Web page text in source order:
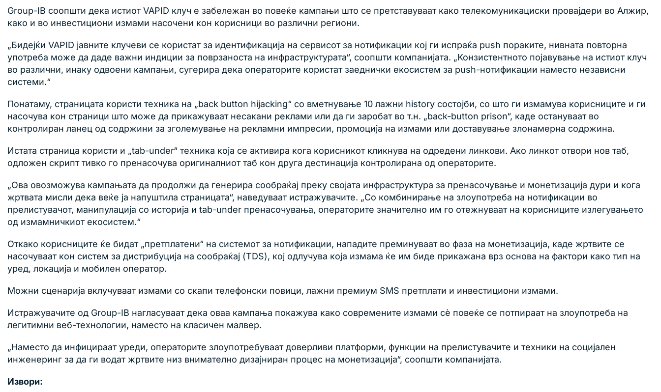
Group-IB соопшти дека истиот VAPID клуч е забележан во повеќе кампањи што се претставуваат како телекомуникациски провајдери во Алжир,
како и во инвестициони измами насочени кон корисници во различни региони.
„Бидејќи VAPID јавните клучеви се користат за идентификација на сервисот за нотификации кој ги испраќа push пораките, нивната повторна
употреба може да даде важни индиции за поврзаноста на инфраструктурата“, соопшти компанијата. „Конзистентното појавување на истиот клуч
во различни, инаку одвоени кампањи, сугерира дека операторите користат заеднички екосистем за push-нотификации наместо независни
системи.“
Понатаму, страницата користи техника на „back button hijacking“ со вметнување 10 лажни history состојби, со што ги измамува корисниците и ги
насочува кон страници што може да прикажуваат несакани реклами или да ги заробат во т.н. „back-button prison“, каде остануваат во
контролиран ланец од содржини за зголемување на рекламни импресии, промоција на измами или доставување злонамерна содржина.
Истата страница користи и „tab-under“ техника која се активира кога корисникот кликнува на одредени линкови. Ако линкот отвори нов таб,
одложен скрипт тивко го пренасочува оригиналниот таб кон друга дестинација контролирана од операторите.
„Ова овозможува кампањата да продолжи да генерира сообраќај преку својата инфраструктура за пренасочување и монетизација дури и кога
жртвата мисли дека веќе ја напуштила страницата“, наведуваат истражувачите. „Со комбинирање на злоупотреба на нотификации во
прелистувачот, манипулација со историја и tab-under пренасочувања, операторите значително им го отежнуваат на корисниците излегувањето
од измамничкиот екосистем.“
Откако корисниците ќе бидат „претплатени“ на системот за нотификации, нападите преминуваат во фаза на монетизација, каде жртвите се
насочуваат кон систем за дистрибуција на сообраќај (TDS), кој одлучува која измама ќе им биде прикажана врз основа на фактори како тип на
уред, локација и мобилен оператор.
Можни сценарија вклучуваат измами со скапи телефонски повици, лажни премиум SMS претплати и инвестициони измами.
Истражувачите од Group-IB нагласуваат дека оваа кампања покажува како современите измами сè повеќе се потпираат на злоупотреба на
легитимни веб-технологии, наместо на класичен малвер.
„Наместо да инфицираат уреди, операторите злоупотребуваат доверливи платформи, функции на прелистувачите и техники на социјален
инженеринг за да ги водат жртвите низ внимателно дизајниран процес на монетизација“, соопшти компанијата.
Извори: